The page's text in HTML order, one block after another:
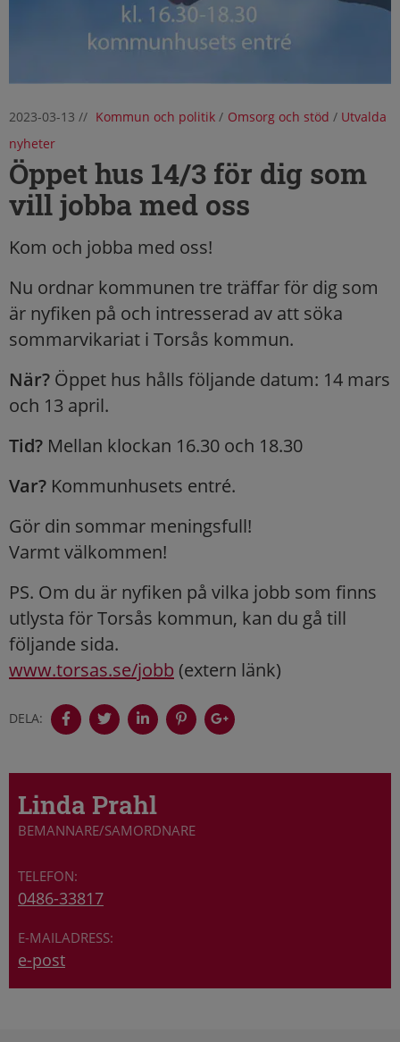
2023-03-13 // Kommun och politik/ Omsorg och stöd / Utvalda
nyheter
Öppet hus 14/3 för dig som
vill jobba med oss
Kom och jobba med oss!
Nu ordnar kommunen tre träffar för dig som
är nyfiken på och intresserad av att söka
sommarvikariat i Torsås kommun.
När? Öppet hus hålls följande datum: 14 mars
och 13 april.
Tid? Mellan klockan 16.30 och 18.30
Var? Kommunhusets entré.
Gör din sommar meningsfull!
Varmt välkommen!
PS. Om du är nyfiken på vilka jobb som finns
utlysta för Torsås kommun, kan du gå till
följande sida.
www.torsas.se/jobb (extern länk)
DELA:
Linda Prahl
BEMANNARE/SAMORDNARE
0486-33817
e-post